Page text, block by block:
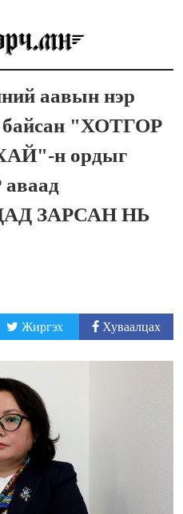
аавын нэр
"ХОТГОР
н ордыг
ЗАРСАН НЬ
Жиргэх Хуваалцах